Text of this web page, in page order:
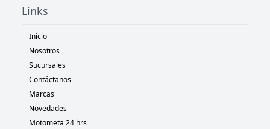
Links
Inicio
Nosotros
Sucursales
Contáctanos
Marcas
Novedades
Motometa 24 hrs